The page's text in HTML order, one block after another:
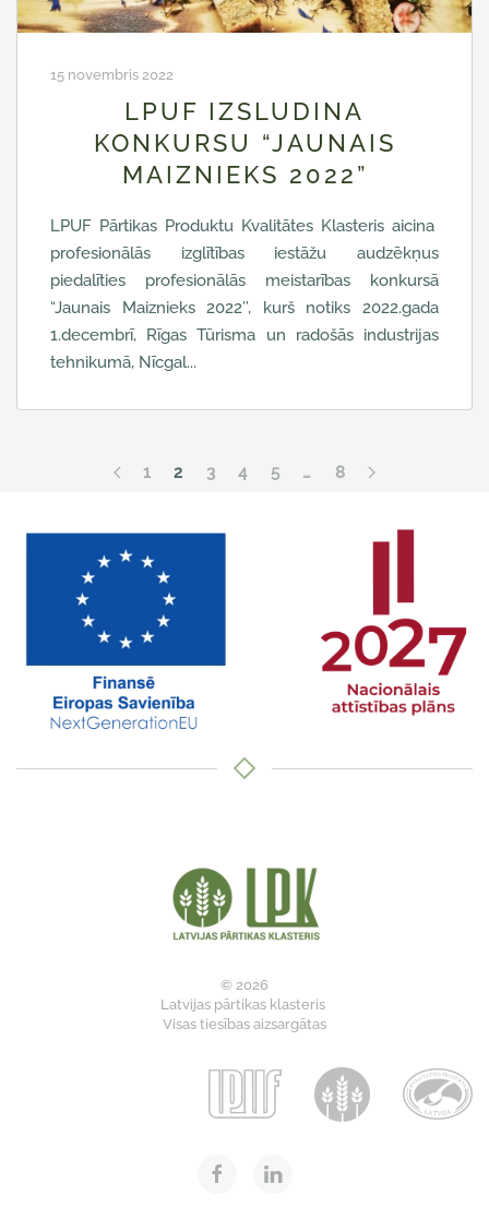
15 novembris 2022
LPUF IZSLUDINA
KONKURSU “JAUNAIS
MAIZNIEKS 2022”
LPUF Pārtikas Produktu Kvalitātes Klasteris aicina
profesionālās izglītības iestāžu audzēkņus
piedalīties profesionālās meistarības konkursā
“Jaunais Maiznieks 2022’’, kurš notiks 2022.gada
1.decembrī, Rīgas Tūrisma un radošās industrijas
tehnikumā, Nīcgal...
1 2 3 4 5 … 8
© 2026
Latvijas pārtikas klasteris
Visas tiesības aizsargātas